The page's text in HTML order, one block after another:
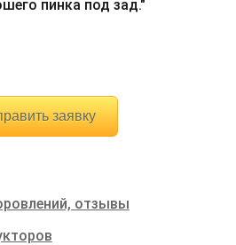
пинка под зад."
заявку
отзывы